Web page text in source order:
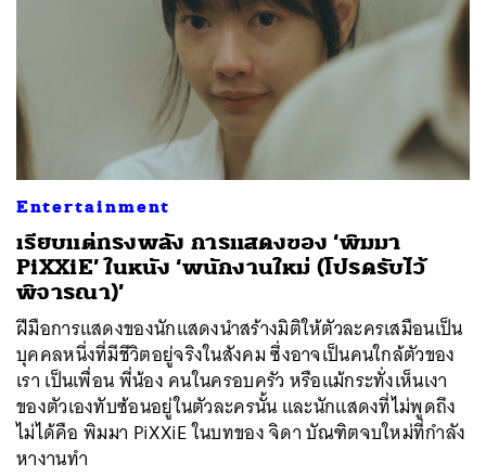
Entertainment
เรียบแต่ทรงพลัง การแสดงของ ‘พิมมา
PiXXiE’ ในหนัง ‘พนักงานใหม่ (โปรดรับไว้
พิจารณา)’
ฝีมือการแสดงของนักแสดงนำสร้างมิติให้ตัวละครเสมือนเป็น
บุคคลหนึ่งที่มีชีวิตอยู่จริงในสังคม ซึ่งอาจเป็นคนใกล้ตัวของ
เรา เป็นเพื่อน พี่น้อง คนในครอบครัว หรือแม้กระทั่งเห็นเงา
ของตัวเองทับซ้อนอยู่ในตัวละครนั้น และนักแสดงที่ไม่พูดถึง
ไม่ได้คือ พิมมา PiXXiE ในบทของ จิดา บัณฑิตจบใหม่ที่กำลัง
หางานทำ